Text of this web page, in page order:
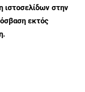
ιστοσελίδων στην
εκτός